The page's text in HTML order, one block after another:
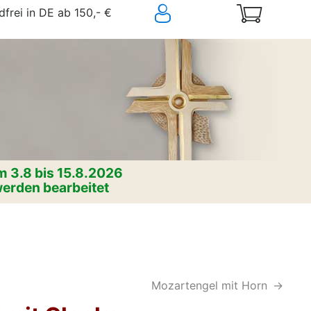
in DE ab 150,- €
3.8 bis 15.8.2026
bearbeitet
Mozartengel mit Horn ->